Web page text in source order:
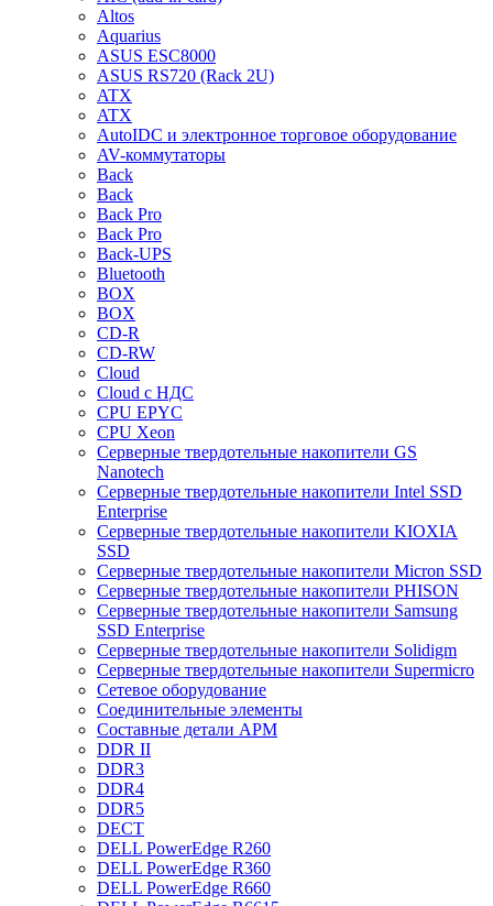
Altos
Aquarius
ASUS ESC8000
ASUS RS720 (Rack 2U)
ATX
ATX
AutoIDC и электронное торговое оборудование
AV-коммутаторы
Back
Back
Back Pro
Back Pro
Back-UPS
Bluetooth
BOX
BOX
CD-R
CD-RW
Cloud
Cloud с НДС
CPU EPYC
CPU Xeon
Cерверные твердотельные накопители GS
Nanotech
Cерверные твердотельные накопители Intel SSD
Enterprise
Cерверные твердотельные накопители KIOXIA
SSD
Cерверные твердотельные накопители Micron SSD
Cерверные твердотельные накопители PHISON
Cерверные твердотельные накопители Samsung
SSD Enterprise
Cерверные твердотельные накопители Solidigm
Cерверные твердотельные накопители Supermicro
Cетевое оборудование
Cоединительные элементы
Cоставные детали АРМ
DDR II
DDR3
DDR4
DDR5
DECT
DELL PowerEdge R260
DELL PowerEdge R360
DELL PowerEdge R660